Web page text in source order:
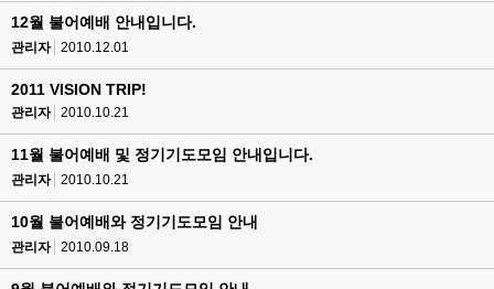
12월 불어예배 안내입니다.
관리자 2010.12.01
2011 VISION TRIP!
관리자 2010.10.21
11월 불어예배 및 정기기도모임 안내입니다.
관리자 2010.10.21
10월 불어예배와 정기기도모임 안내
관리자 2010.09.18